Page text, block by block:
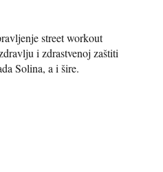
street workout
i zdrastvenoj zaštiti
Solina, a i šire.